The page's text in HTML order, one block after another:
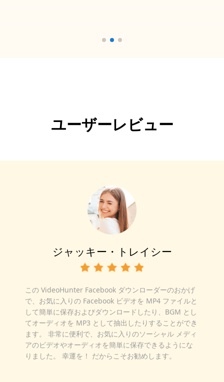
ユーザーレビュー
ルース・ウェンディ
VideoHunter Facebook ダウンローダーを使用する
と、Facebook からプライベート クリップ、ストーリ
ー、リール ビデオを簡単にダウンロードできるとは、
これは私の予想を超えています。 Facebook からのこ
のコンテンツを処理するには非常に強力です。
Facebook から特別な瞬間やユニークなコンテンツを保
存するための、私にとって頼りになるソリューション